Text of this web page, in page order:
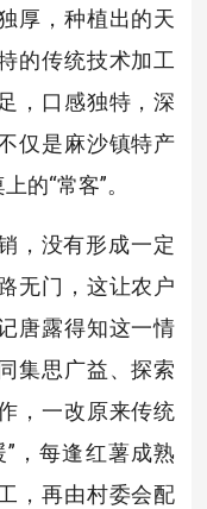
厚，种植出的天
的传统技术加工
，口感独特，深
仅是麻沙镇特产
的“常客”。
，没有形成一定
无门，这让农户
唐露得知这一情
集思广益、探索
，一改原来传统
，每逢红薯成熟
，再由村委会配